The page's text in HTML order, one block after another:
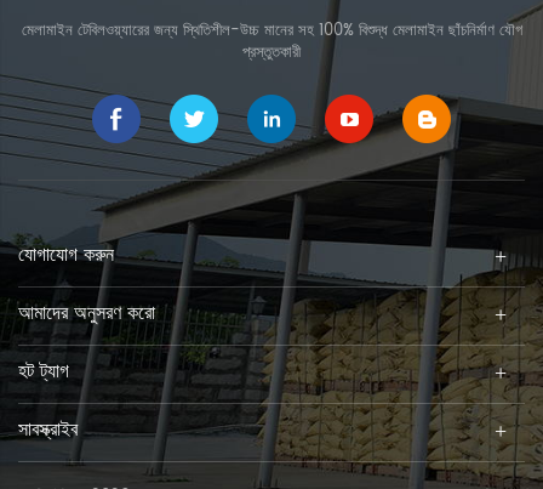
মেলামাইন টেবিলওয়্যারের জন্য স্থিতিশীল-উচ্চ মানের সহ 100% বিশুদ্ধ মেলামাইন ছাঁচনির্মাণ যৌগ
প্রস্তুতকারী
যোগাযোগ করুন
আমাদের অনুসরণ করো
হট ট্যাগ
সাবস্ক্রাইব